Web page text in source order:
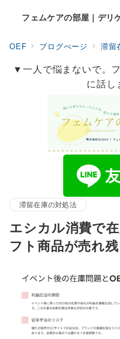
フェムケアの部屋｜デリ
OEF ブログぺージ 滞留
▼一人で悩まないで。
に話し
滞留在庫の対処法
エシカル消費で
フト商品が売れ